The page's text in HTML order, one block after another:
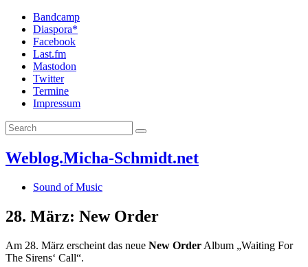
Bandcamp
Diaspora*
Facebook
Last.fm
Mastodon
Twitter
Termine
Impressum
Weblog.Micha-Schmidt.net
Sound of Music
28. März: New Order
Am 28. März erscheint das neue New Order Album „Waiting For
The Sirens‘ Call“.